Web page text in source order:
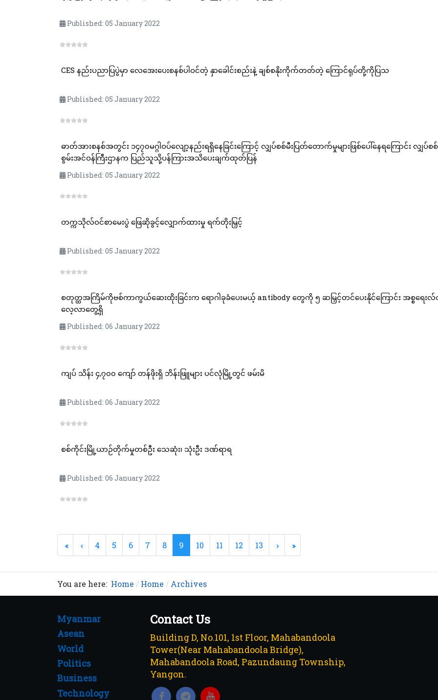
Published: 05 January 2022
CES နည်းပညာပြပွဲမှာ လေအေးပေးစနစ်ပါဝင်တဲ့ နှာခေါင်းစည်းနဲ့ ချစ်စနိုးကိုက်တတ်တဲ့ ကြောင်ရုပ်တို့ကိုပြသ
Published: 05 January 2022
ဓာတ်အားစနစ်အတွင်း ၁၄၇၀မဂ္ဂါဝပ်လျော့နည်းရရှိနေခြင်းကြောင့် လျှပ်စစ်မီးပြတ်တောက်မှုများဖြစ်ပေါ်နေရကြောင်း လျှပ်စစ်နှင့်
စွမ်းအင်ဝန်ကြီးဌာနက ပြည်သူသို့ပန်ကြားအသိပေးချက်ထုတ်ပြန်
Published: 05 January 2022
တက္ကသိုလ်ဝင်စာမေးပွဲ ဖြေဆိုခွင့်လျှောက်ထားမှု ရက်တိုးမြှင့်
Published: 05 January 2022
စတုတ္ထအကြိမ်ကိုဗစ်ကာကွယ်ဆေးထိုးခြင်းက ရောဂါခုခံပေးမယ့် antibody တွေကို ၅ ဆမြှင့်တင်ပေးနိုင်ကြောင်း အစ္စရေး
လေ့လာတွေ့ရှိ
Published: 06 January 2022
ကျပ် သိန်း ၄,၇၀၀ ကျော် တန်ဖိုးရှိ ဘိန်းဖြူများ ပင်လုံမြို့တွင် ဖမ်းမိ
Published: 06 January 2022
စစ်ကိုင်းမြို့ယာဉ်တိုက်မှုတစ်ဦး သေဆုံး၊ သုံးဦး ဒဏ်ရာရ
Published: 06 January 2022
4 5 6 7 8 9 10 11 12 13
You are here: Home Home Archives
Myanmar
Asean
World
Politics
Business
Technology
Contact Us
Building D, No.101, 1st Floor, Mahabandoola
Tower(Near Mahabandoola Bridge),
Mahabandoola Road, Pazundaung Township,
Yangon.